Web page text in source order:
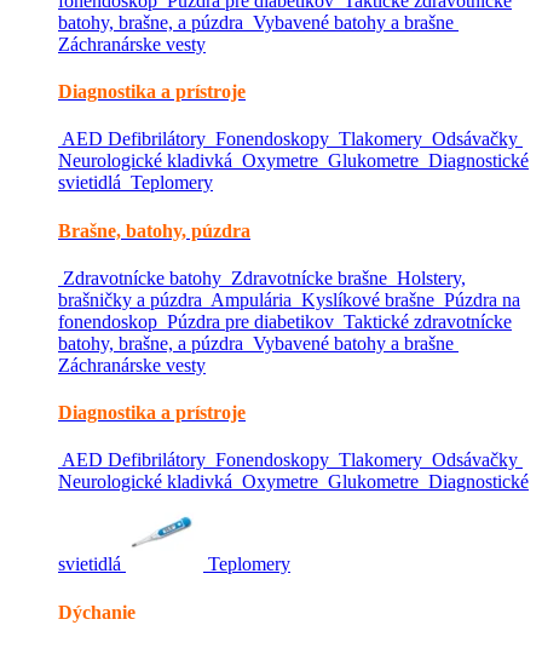
batohy, brašne, a púzdra Vybavené batohy a brašne
Záchranárske vesty
Diagnostika a prístroje
AED Defibrilátory Fonendoskopy Tlakomery Odsávačky
Neurologické kladivká Oxymetre Glukometre Diagnostické
svietidlá Teplomery
Brašne, batohy, púzdra
Zdravotnícke batohy Zdravotnícke brašne Holstery,
brašničky a púzdra Ampulária Kyslíkové brašne Púzdra na
fonendoskop Púzdra pre diabetikov Taktické zdravotnícke
batohy, brašne, a púzdra Vybavené batohy a brašne
Záchranárske vesty
Diagnostika a prístroje
AED Defibrilátory Fonendoskopy Tlakomery Odsávačky
Neurologické kladivká Oxymetre Glukometre Diagnostické
svietidlá Teplomery
Dýchanie